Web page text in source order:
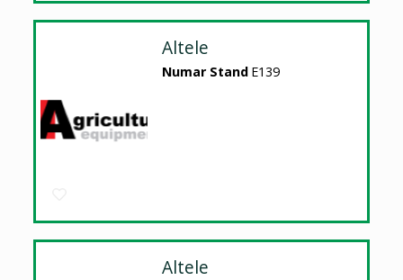
Altele
Numar Stand E139
Altele